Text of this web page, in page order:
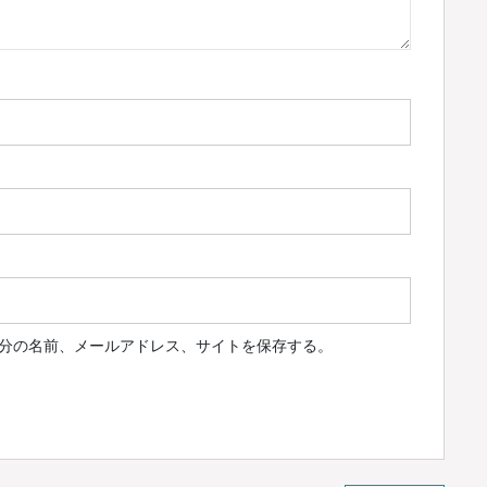
名前、メールアドレス、サイトを保存する。